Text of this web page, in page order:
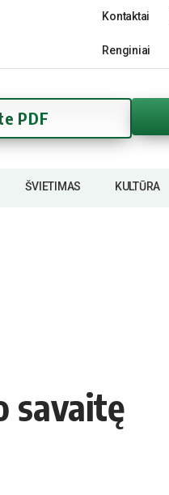
Kontaktai
Renginiai
PDF
ŠVIETIMAS KULTŪRA
savaitę